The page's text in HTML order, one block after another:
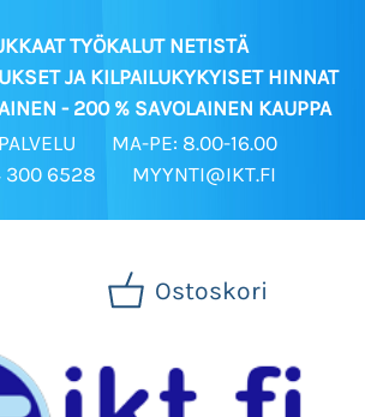
TYÖKALUT NETISTÄ
JA KILPAILUKYKYISET HINNAT
- 200 % SAVOLAINEN KAUPPA
MA-PE: 8.00-16.00
300 6528
MYYNTI@IKT.FI
Ostoskori